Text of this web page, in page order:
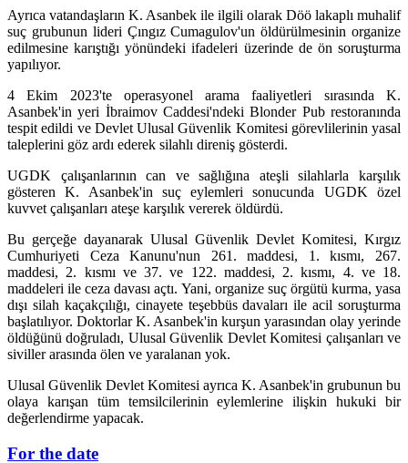
Ayrıca vatandaşların K. Asanbek ile ilgili olarak Döö lakaplı muhalif
suç grubunun lideri Çıngız Cumagulov'un öldürülmesinin organize
edilmesine karıştığı yönündeki ifadeleri üzerinde de ön soruşturma
yapılıyor.
4 Ekim 2023'te operasyonel arama faaliyetleri sırasında K.
Asanbek'in yeri İbraimov Caddesi'ndeki Blonder Pub restoranında
tespit edildi ve Devlet Ulusal Güvenlik Komitesi görevlilerinin yasal
taleplerini göz ardı ederek silahlı direniş gösterdi.
UGDK çalışanlarının can ve sağlığına ateşli silahlarla karşılık
gösteren K. Asanbek'in suç eylemleri sonucunda UGDK özel
kuvvet çalışanları ateşe karşılık vererek öldürdü.
Bu gerçeğe dayanarak Ulusal Güvenlik Devlet Komitesi, Kırgız
Cumhuriyeti Ceza Kanunu'nun 261. maddesi, 1. kısmı, 267.
maddesi, 2. kısmı ve 37. ve 122. maddesi, 2. kısmı, 4. ve 18.
maddeleri ile ceza davası açtı. Yani, organize suç örgütü kurma, yasa
dışı silah kaçakçılığı, cinayete teşebbüs davaları ile acil soruşturma
başlatılıyor. Doktorlar K. Asanbek'in kurşun yarasından olay yerinde
öldüğünü doğruladı, Ulusal Güvenlik Devlet Komitesi çalışanları ve
siviller arasında ölen ve yaralanan yok.
Ulusal Güvenlik Devlet Komitesi ayrıca K. Asanbek'in grubunun bu
olaya karışan tüm temsilcilerinin eylemlerine ilişkin hukuki bir
değerlendirme yapacak.
For the date